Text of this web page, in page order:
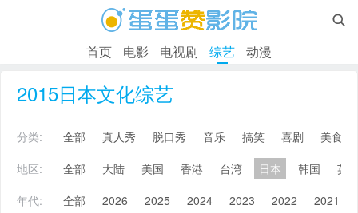

首页 电影 电视剧 综艺 动漫
2015日本文化综艺
分类: 全部 真人秀 脱口秀 音乐 搞笑 喜剧
美食
地区:
全部 大陆 美国 香港 台湾 日本 韩国
英
年代:
全部 2026 2025 2024 2023 2022 2021